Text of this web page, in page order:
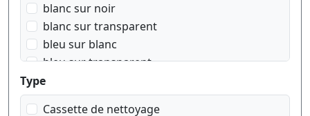
blanc sur noir
blanc sur transparent
bleu sur blanc
bleu sur transparent
doré sur Rose
doré sur blanc
Type
Cassette de nettoyage